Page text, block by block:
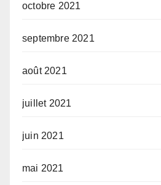
octobre 2021
septembre 2021
août 2021
juillet 2021
juin 2021
mai 2021